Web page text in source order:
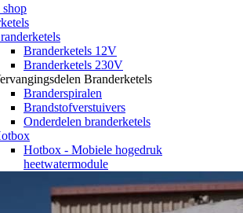
shop
Branderketels 12V
Branderketels 230V
Branderketels
Branderspiralen
Brandstofverstuivers
Onderdelen branderketels
Hotbox - Mobiele hogedruk
heetwatermodule